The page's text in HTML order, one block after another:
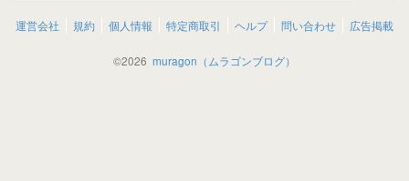
運営会社 規約 個人情報 特定商取引 ヘルプ 問い合わせ 広告掲載
©2026 muragon（ムラゴンブログ）